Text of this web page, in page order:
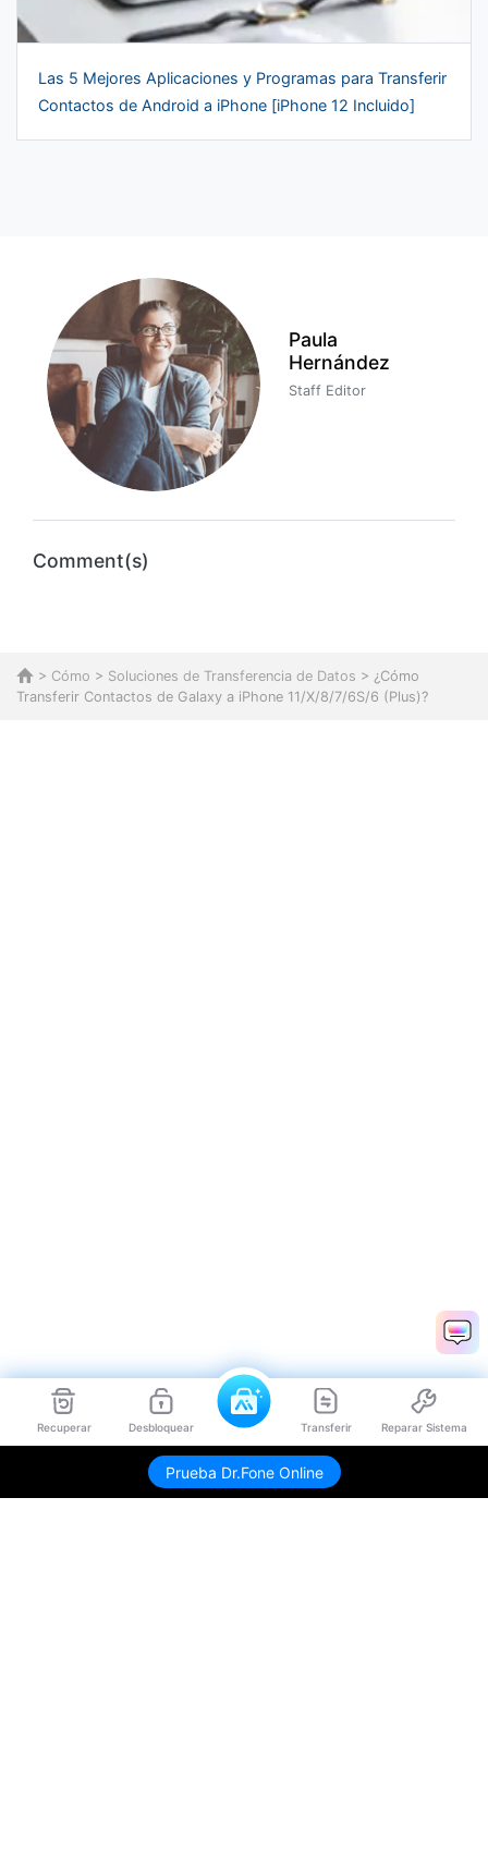
Recuperar Desbloquear Transferir Reparar Sistema
Prueba Dr.Fone Online
Envíame link de descarga
Las 5 Mejores Aplicaciones y Programas para Transferir
Contactos de Android a iPhone [iPhone 12 Incluido]
Paula
Hernández
Staff Editor
Comment(s)
> Cómo > Soluciones de Transferencia de Datos > ¿Cómo
Transferir Contactos de Galaxy a iPhone 11/X/8/7/6S/6 (Plus)?